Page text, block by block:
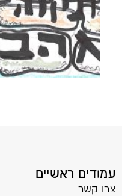
עמודים ראשיים
צרו קשר